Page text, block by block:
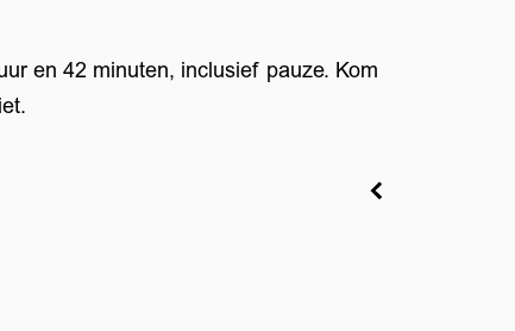
en 42 minuten, inclusief pauze. Kom